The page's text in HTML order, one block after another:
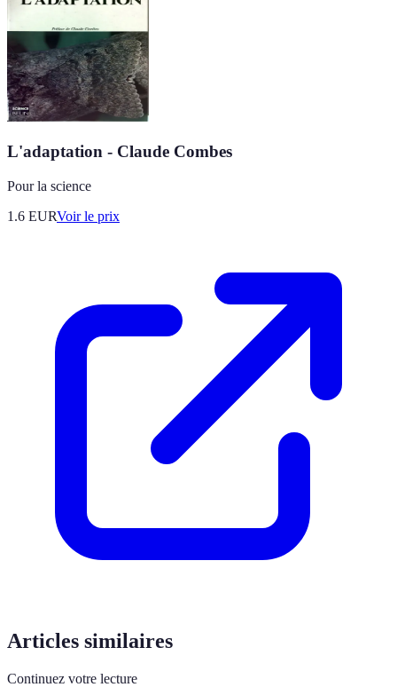
L'adaptation - Claude Combes
Pour la science
1.6 EURVoir le prix
Articles similaires
Continuez votre lecture